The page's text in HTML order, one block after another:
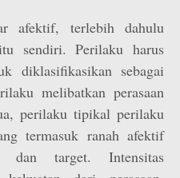
afektif, terlebih dahulu
sendiri. Perilaku harus
diklasifikasikan sebagai
melibatkan perasaan
perilaku tipikal perilaku
termasuk ranah afektif
dan target. Intensitas